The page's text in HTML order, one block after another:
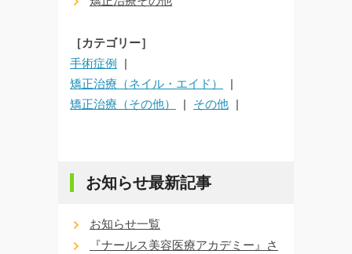
［カテゴリー］
手術症例
矯正治療（ネイル・エイド）
矯正治療（その他）
その他
お知らせ最新記事
お知らせ一覧
『ナールス美容医療アカデミー』さ